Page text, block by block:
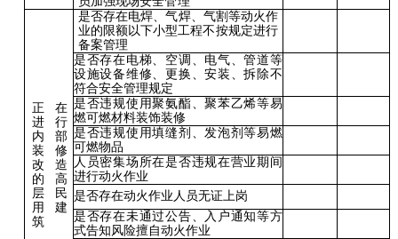
正在
进 行
内部
装修
改造
的高
层民
用 建
筑
是否存在电焊、气焊、气割等动火作
业的限额以下小型工程不按规定进行
备案管理
是否存在电梯、空调、电气、管道等
设施设备维修、更换、安装、拆除不
符合安全管理规定
是否违规使用聚氨酯、聚苯乙烯等易
燃可燃材料装饰装修
是否违规使用填缝剂、发泡剂等易燃
可燃物品
人员密集场所在是否违规在营业期间
进行动火作业
是否存在动火作业人员无证上岗
是否存在未通过公告、入户通知等方
式告知风险擅自动火作业